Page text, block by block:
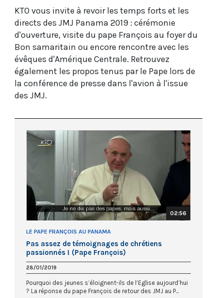
KTO vous invite à revoir les temps forts et les
directs des JMJ Panama 2019 : cérémonie
d'ouverture, visite du pape François au foyer du
Bon samaritain ou encore rencontre avec les
évêques d'Amérique Centrale. Retrouvez
également les propos tenus par le Pape lors de
la conférence de presse dans l'avion à l'issue
des JMJ.
02:56
LE PAPE FRANÇOIS AU PANAMA
Pas assez de témoignages de chrétiens
passionnés ! (Pape François)
28/01/2019
Pourquoi des jeunes s’éloignent-ils de l’Eglise aujourd’hui
? La réponse du pape François de retour des JMJ au P...